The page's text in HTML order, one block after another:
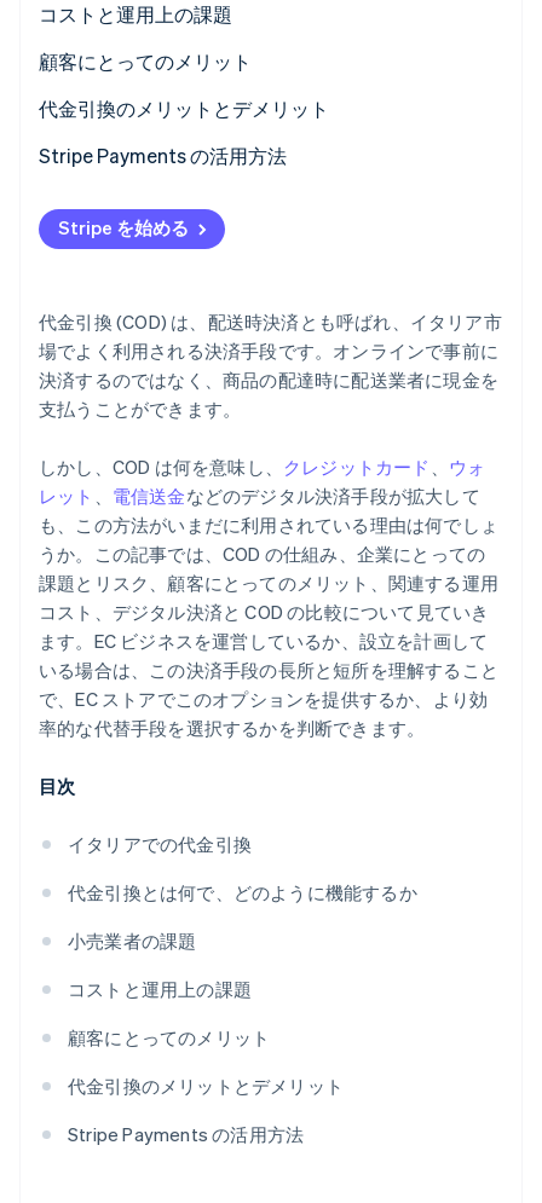
Stripe が AI の経済インフラをどのように構築しているかを
こちらをご覧ください
代金引換のデメリット
コストと運用上の課題
顧客にとってのメリット
代金引換の安全性
代金引換のメリットとデメリット
Stripe Payments の活用方法
Stripe を始める
代金引換 (COD) は、配送時決済とも呼ばれ、イタリア市
場でよく利用される決済手段です。オンラインで事前に
決済するのではなく、商品の配達時に配送業者に現金を
支払うことができます。
しかし、COD は何を意味し、 クレジットカード 、 ウォ
レット 、 電信送金などのデジタル決済手段が拡大して
も、この方法がいまだに利用されている理由は何でしょ
うか。この記事では、COD の仕組み、企業にとっての
課題とリスク、顧客にとってのメリット、関連する運用
コスト、デジタル決済と COD の比較について見ていき
ます。EC ビジネスを運営しているか、設立を計画して
いる場合は、この決済手段の長所と短所を理解すること
で、EC ストアでこのオプションを提供するか、より効
率的な代替手段を選択するかを判断できます。
目次
イタリアでの代金引換
代金引換とは何で、どのように機能するか
小売業者の課題
コストと運用上の課題
顧客にとってのメリット
代金引換のメリットとデメリット
Stripe Payments の活用方法